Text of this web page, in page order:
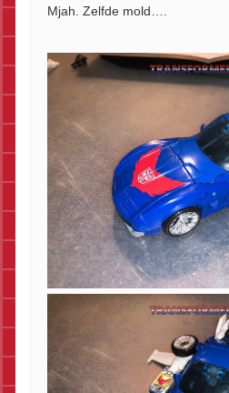
Mjah. Zelfde mold….